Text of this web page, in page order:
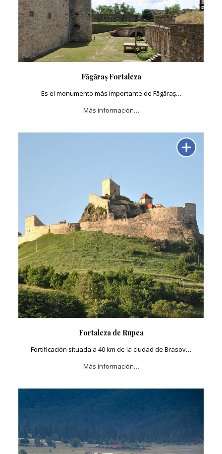
Făgăraș Fortaleza
Es el monumento más importante de Făgăraș…
Más información…
Fortaleza de Rupea
Fortificación situada a 40 km de la ciudad de Brasov…
Más información…